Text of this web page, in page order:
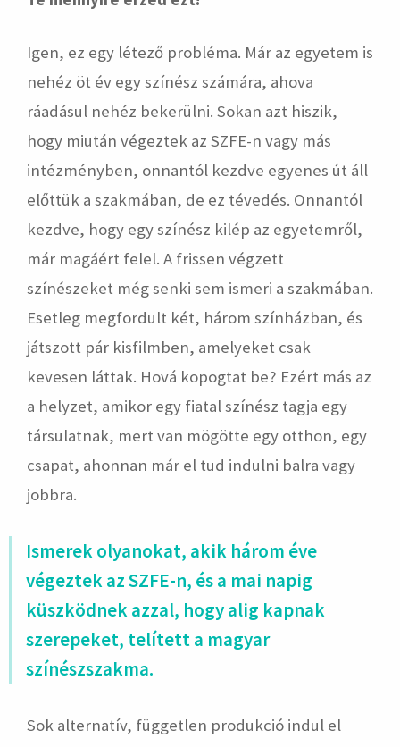
Igen, ez egy létező probléma. Már az egyetem is
nehéz öt év egy színész számára, ahova
ráadásul nehéz bekerülni. Sokan azt hiszik,
hogy miután végeztek az SZFE-n vagy más
intézményben, onnantól kezdve egyenes út áll
előttük a szakmában, de ez tévedés. Onnantól
kezdve, hogy egy színész kilép az egyetemről,
már magáért felel. A frissen végzett
színészeket még senki sem ismeri a szakmában.
Esetleg megfordult két, három színházban, és
játszott pár kisfilmben, amelyeket csak
kevesen láttak. Hová kopogtat be? Ezért más az
a helyzet, amikor egy fiatal színész tagja egy
társulatnak, mert van mögötte egy otthon, egy
csapat, ahonnan már el tud indulni balra vagy
jobbra.
Ismerek olyanokat, akik három éve
végeztek az SZFE-n, és a mai napig
küszködnek azzal, hogy alig kapnak
szerepeket, telített a magyar
színészszakma.
Sok alternatív, független produkció indul el